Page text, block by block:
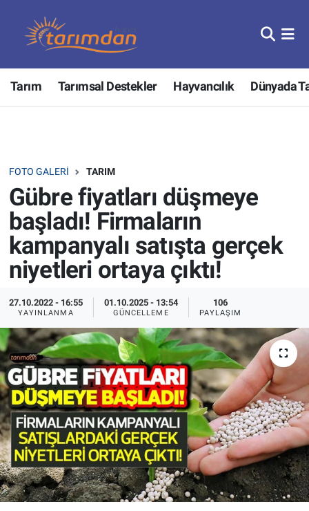
Tarım Tarımsal Destekler Hayvancılık Dünyada
FOTO GALERI TARIM
Gübre fiyatları düşmeye
başladı! Firmaların
kampanyalı satışta gerçek
niyetleri ortaya çıktı!
27.10.2022 - 16:55
YAYINLANMA
01.10.2025 - 13:54
GÜNCELLEME
106
PAYLAŞIM
Tarım
Hayvancılık
Tarımsal Destekler
Tarım Bakanlığı
TZOB
Tarım Kredi Kooperatifleri
Pankobirlik
Et fiyatları
Tarım Bilgisi
Yetiştirici Soruyor
Dünyada Tarım
Nöbetçi Eczaneler
Hava Durumu
Tüm Manşetler
Son Dakika Haberleri
Haber Arşivi